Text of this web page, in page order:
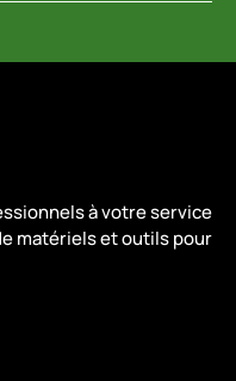
à votre service
matériels et outils pour